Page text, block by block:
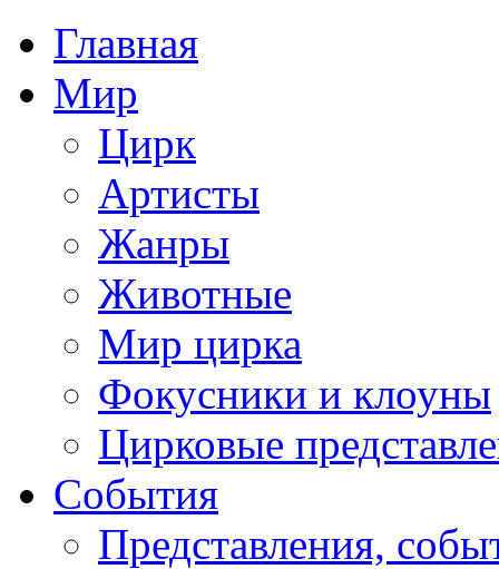
Главная
Мир
Цирк
Артисты
Жанры
Животные
Мир цирка
Фокусники и клоуны
Цирковые
События
Представления,